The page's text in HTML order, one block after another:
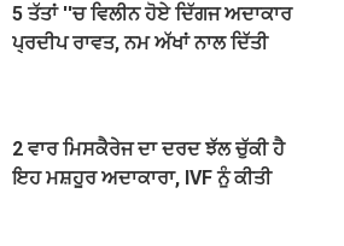
5 ਤੱਤਾਂ ''ਚ ਵਿਲੀਨ ਹੋਏ ਦਿੱਗਜ ਅਦਾਕਾਰ
ਪ੍ਰਦੀਪ ਰਾਵਤ, ਨਮ ਅੱਖਾਂ ਨਾਲ ਦਿੱਤੀ
2 ਵਾਰ ਮਿਸਕੈਰੇਜ ਦਾ ਦਰਦ ਝੱਲ ਚੁੱਕੀ ਹੈ
ਇਹ ਮਸ਼ਹੂਰ ਅਦਾਕਾਰਾ, IVF ਨੂੰ ਕੀਤੀ